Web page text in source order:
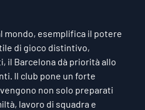
mondo, esemplifica il potere
di gioco distintivo,
il Barcelona dà priorità allo
Il club pone un forte
non solo preparati
lavoro di squadra e